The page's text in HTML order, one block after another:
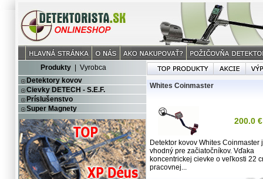
Produkty
Vyrobca
Detektory kovov
Cievky DETECH - S.E.F.
Príslušenstvo
Super Magnety
Whites Coinmaster
200.0 €
Detektor kovov Whites Coinmaster
vhodný pre začiatočníkov. Vďaka
koncentrickej cievke o veľkosti 22
pracovnej...